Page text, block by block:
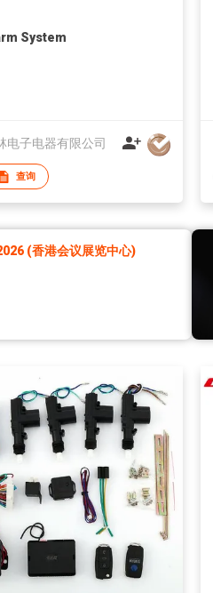
System
电子电器有限公司
查询
(香港会议展览中心)